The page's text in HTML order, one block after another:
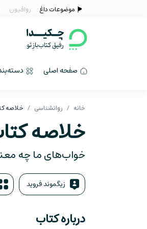
موضوعات داغ رواقیون
صفحه اصلی
خانه روانشناسی خلاصه
خلاصه
خواب‌های ما چه
زیگموند فروید
درباره کتاب